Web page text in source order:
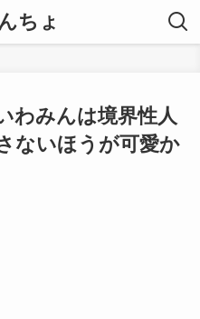
ちょ
みんは境界性人
ないほうが可愛か